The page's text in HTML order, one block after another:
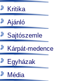
Kritika
Ajánló
Sajtószemle
Kárpát-medence
Egyházak
Média